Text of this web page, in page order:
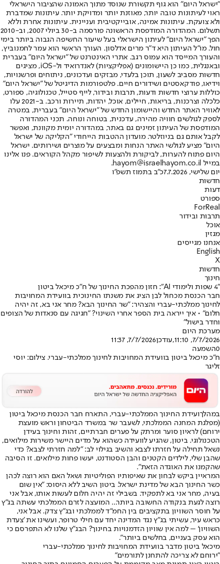
"ישראל היום" הוא גוף תקשורת שנוסד מתוך האמונה שהציבור הישראלי
ראוי לעיתונות טובה יותר, מאוזנת יותר ומדויקת יותר. עיתונות שמדברת
ולא צועקת. עיתונות אמינה, אובייקטיבית ועניינית. עיתונות אחרת וללא
תשלום. המהדורה המודפסת הראשונה פורסמה ב-30 ביולי 2007, וב-2010
הפך "ישראל היום" לעיתון הישראלי בעל שיעור החשיפה הגבוה ביותר בימי
חול. מו"ל העיתון היא ד"ר מרים אדלסון. העורך הראשי הוא עמר לחמנוביץ,
והעורך המייסד הוא עמוס רגב. אתרי האינטרנט של "ישראל היום" בעברית
ובאנגלית, כמו כן היישומונים (אפליקציות) לאנדרואיד ול-iOS, מציגים
חדשות מסביב לשעון, תוכן בלעדי, מבזקים ועדכונים, ניתוחים ופרשנויות,
וידיאו, פודקאסטים ושידורים חיים. פלטפורמות הדיגיטל של "ישראל היום"
כוללות ערוצי חדשות ודעות, תרבות ובידור, לייף סטייל, טכנולוגיה, ספורט,
כלכלה וצרכנות, בריאות, חיילים, אוכל, יהדות, תיירות ורכב. ב-2021 עלו
לאוויר האתר החדש והיישומון החדש של "ישראל היום" בעברית, במטרה
לספק לגולשים חוויה מהירה, עדכנית, בטוחה ונוחה. תכני המהדורה
המודפסת של העיתון זמינים גם באתר, במהדורה יומית מקוונת, ואפשר
לקבל אותם גם בניוזלטר. מועדון ההטבות הייחודי "הקליקה של ישראל
היום" מציע לגולשי האתר הנחות ומבצעים על מוצרים ושירותים. ישראל
היום פתוח להערות, לביקורת ולהצעות לשיפור מקהל הקוראים. פנו אלינו
במייל hayom@israelhayom.co.il.
יום שלישי, 7.7.2026
כ"ב בתמוז תשפ"ו
חדשות
דעות
ספורט
ForReal
תרבות ובידור
אוכל
מגזין
אנחנו מגייסים
English
X
חדשות
חינוך
"4 שפות ולימודי AI": חזון מהפכת החינוך של ח"כ מיכאל ביטון
חבר הכנסת מכחול לבן הציג את משנתו החינוכית בוועידת המחויבות
לחינוך ממלכתי-עברי והצהיר: "שר החינוך הבא? מחר אני בא, זה יהיה
חלום" • איך ייראה בית הספר אחרי השינוי? "חגיגה עם סנאדות של הצופים
וחדר בישול"
מערכת היום
7/7/2026, 11:10
,עודכן7/7/2026, 11:37
0השמעה
ח"כ מיכאל ביטון בוועידת המחויבות לחינוך ממלכתי-עברי. צילום: יוסי
זליגר
במהלךועידת החינוך הממלכתי-עברי, התארח חבר הכנסת מיכאל ביטון
(מפלגת המחנה הממלכתי, לשעבר שר במשרד הביטחון וראש מועצת
ירוחם) לראיון סוער ומרתק על פערים חברתיים, זהות וחינוך בעידן
הטכנולוגי. ביטון, שהגיע לוועידה כשהוא על מדים היישר משירות מילואים,
נשאל תחילה על חזרתו לצבא והשיב בגילוי לב: ״למה חזרתי לצבא? כדי
שהבן שלי, לילדים הקטנים והבן הסטודנט, יעשו פחות מילואים. זו הסיבה
שהקמנו את האוגדה הזאת״.
המראיין ביקש לבחון את שאיפותיו הפוליטיות ושאל האם הוא רוצה לכהן
כשר החינוך הבא של מדינת ישראל. ביטון השיב ללא היסוס: ״אין שום
בעיה, מחר אני בא לתפקיד. בשבילי זה יהיה חלום לעשות אותו, אבל אני
רוצה לגעת בנקודה החשובה ביותר... המועצה לזרם הממלכתי עשתה בג"ץ
על חוסר השוויון בתקציבים בין החמ"ד לממלכתי ובג"ץ צדק. אבל אני,
כראש עיר, עשיתי בג"ץ נגד המדינה יחד עם חילי טרופר, ועשינו את 'צעדת
השוויון' – למה אין שוויון הזדמנויות בחינוך? הבג"ץ שלנו לא התפרסם כי
הוא עסק בעניים, בחלשים ביותר״.
מיכאל ביטון מדבר בוועידת המחויבות לחינוך ממלכתי-עברי
״ירוחם לא צריכה להתחנן לתורמים״